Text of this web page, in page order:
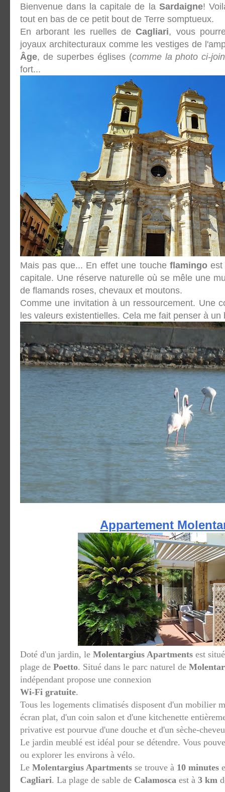
Bienvenue dans la capitale de la Sardaigne!
tout en bas de ce petit bout de Terre somptueux.
En arborant les ruelles deCagliari, vous
joyaux architecturaux comme les vestiges de
Âge, de superbes églises (comme la photo ci-
fort...
Mais pas que... En effet une touche flamingo est
capitale. Une réserve naturelle où se mêle une
de flamands roses, chevaux et moutons.
Comme une invitation à un ressourcement. Une
les valeurs existentielles. Cela me fait penser à un
Appartement
Doté d'un jardin, le Molentargius Apartments est
plage de Poetto. Situé dans le parc naturel de
indépendant propose une connexion
Wi-Fi gratuite.
Tous les logements climatisés disposent d'un mobilier
écran plat, d'un coin salon et d'une kitchenette
privative est pourvue d'une douche et d'un sèche-
Le jardin meublé est idéal pour se détendre. Vous
ou explorer les environs à vélo.
Le Molentargius Apartments se trouve à 10 minutes
Cagliari. La plage de sable de Calamosca est à 3 km